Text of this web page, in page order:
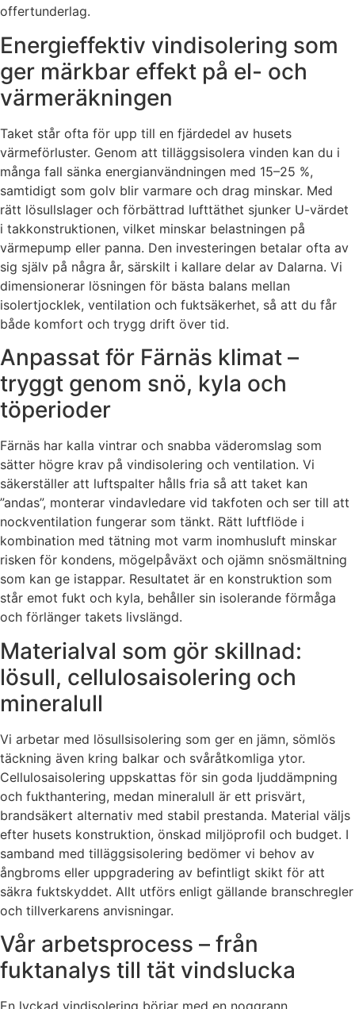
offertunderlag.
Energieffektiv vindisolering som
ger märkbar effekt på el- och
värmeräkningen
Taket står ofta för upp till en fjärdedel av husets
värmeförluster. Genom att tilläggsisolera vinden kan du i
många fall sänka energianvändningen med 15–25 %,
samtidigt som golv blir varmare och drag minskar. Med
rätt lösullslager och förbättrad lufttäthet sjunker U-värdet
i takkonstruktionen, vilket minskar belastningen på
värmepump eller panna. Den investeringen betalar ofta av
sig själv på några år, särskilt i kallare delar av Dalarna. Vi
dimensionerar lösningen för bästa balans mellan
isolertjocklek, ventilation och fuktsäkerhet, så att du får
både komfort och trygg drift över tid.
Anpassat för Färnäs klimat –
tryggt genom snö, kyla och
töperioder
Färnäs har kalla vintrar och snabba väderomslag som
sätter högre krav på vindisolering och ventilation. Vi
säkerställer att luftspalter hålls fria så att taket kan
”andas”, monterar vindavledare vid takfoten och ser till att
nockventilation fungerar som tänkt. Rätt luftflöde i
kombination med tätning mot varm inomhusluft minskar
risken för kondens, mögelpåväxt och ojämn snösmältning
som kan ge istappar. Resultatet är en konstruktion som
står emot fukt och kyla, behåller sin isolerande förmåga
och förlänger takets livslängd.
Materialval som gör skillnad:
lösull, cellulosaisolering och
mineralull
Vi arbetar med lösullsisolering som ger en jämn, sömlös
täckning även kring balkar och svåråtkomliga ytor.
Cellulosaisolering uppskattas för sin goda ljuddämpning
och fukthantering, medan mineralull är ett prisvärt,
brandsäkert alternativ med stabil prestanda. Material väljs
efter husets konstruktion, önskad miljöprofil och budget. I
samband med tilläggsisolering bedömer vi behov av
ångbroms eller uppgradering av befintligt skikt för att
säkra fuktskyddet. Allt utförs enligt gällande branschregler
och tillverkarens anvisningar.
Vår arbetsprocess – från
fuktanalys till tät vindslucka
En lyckad vindisolering börjar med en noggrann